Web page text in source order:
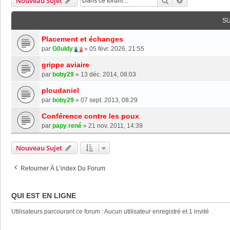
Placement et échanges
par G0uldy » 05 févr. 2026, 21:55
grippe aviaire
par boby29 » 13 déc. 2014, 08:03
ploudaniel
par boby29 » 07 sept. 2013, 08:29
Conférence contre les poux
par papy rené » 21 nov. 2011, 14:39
Nouveau Sujet
Retourner À L’index Du Forum
QUI EST EN LIGNE
Utilisateurs parcourant ce forum : Aucun utilisateur enregistré et 1 invité